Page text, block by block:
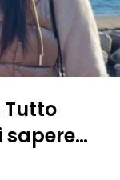
Tutto
sapere